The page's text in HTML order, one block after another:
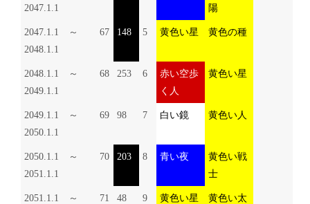
2047.1.1
陽
2047.1.1 ～
2048.1.1
67 148 5 黄色い星 黄色の種
2048.1.1 ～
2049.1.1
68 253 6
赤い空歩
く人
黄色い星
2049.1.1 ～
2050.1.1
69 98 7 白い鏡 黄色い人
2050.1.1 ～
2051.1.1
70 203 8 青い夜
黄色い戦
士
2051.1.1 ～
71 48 9 黄色い星
黄色い太